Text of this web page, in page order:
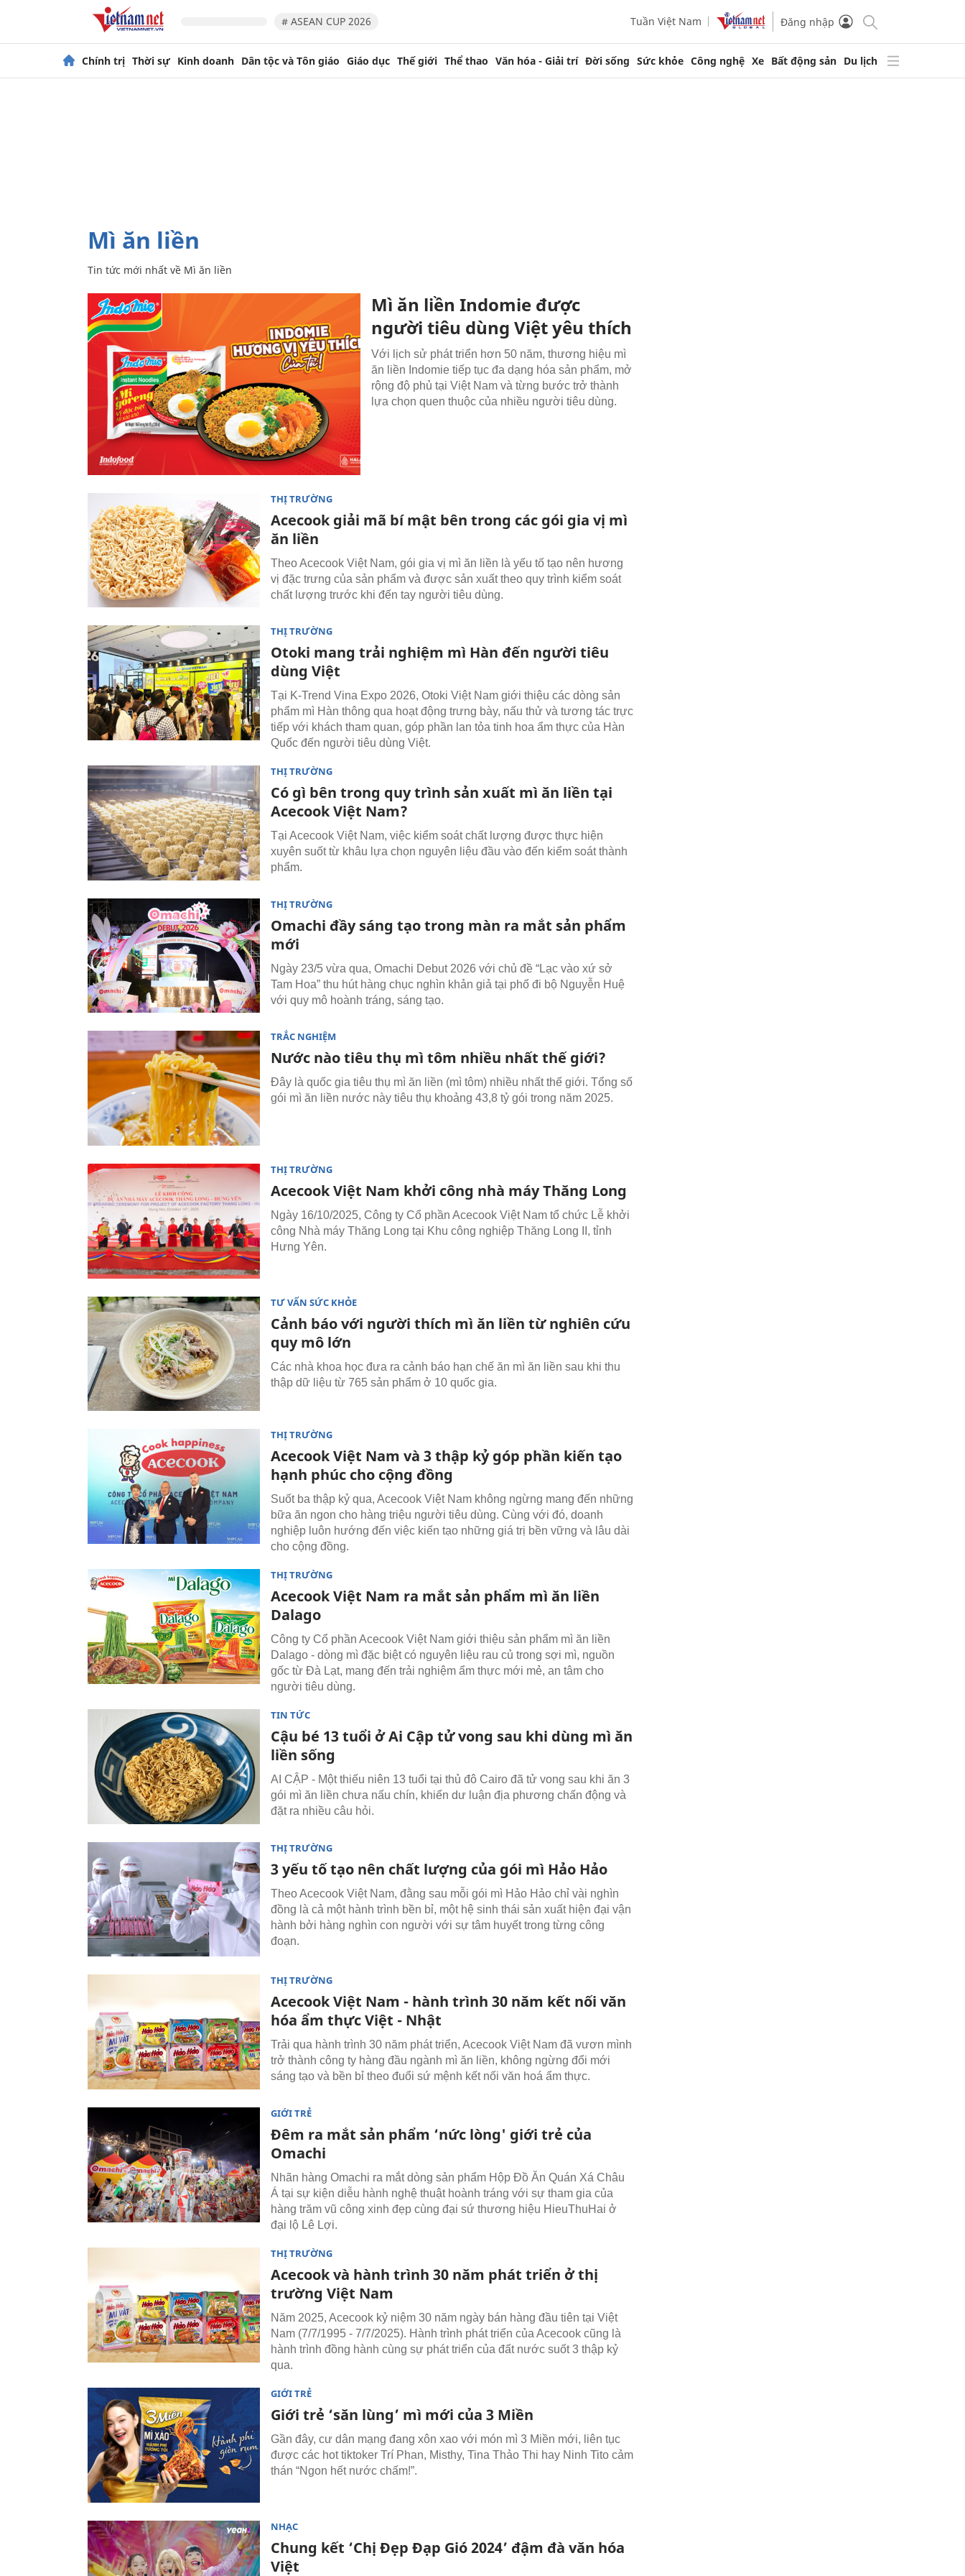
# ASEAN CUP 2026 Tuần Việt Nam Đăng nhập
Chính trị Thời sự Kinh doanh Dân tộc và Tôn giáo Giáo dục Thế giới Thể thao Văn hóa - Giải trí Đời sống Sức khỏe Công nghệ Xe Bất động sản Du lịch
Mì ăn liền
Tin tức mới nhất về Mì ăn liền
Mì ăn liền Indomie được
người tiêu dùng Việt yêu thích
Với lịch sử phát triển hơn 50 năm, thương hiệu mì
ăn liền Indomie tiếp tục đa dạng hóa sản phẩm, mở
rộng độ phủ tại Việt Nam và từng bước trở thành
lựa chọn quen thuộc của nhiều người tiêu dùng.
THỊ TRƯỜNG
Acecook giải mã bí mật bên trong các gói gia vị mì
ăn liền
Theo Acecook Việt Nam, gói gia vị mì ăn liền là yếu tố tạo nên hương
vị đặc trưng của sản phẩm và được sản xuất theo quy trình kiểm soát
chất lượng trước khi đến tay người tiêu dùng.
THỊ TRƯỜNG
Otoki mang trải nghiệm mì Hàn đến người tiêu
dùng Việt
Tại K-Trend Vina Expo 2026, Otoki Việt Nam giới thiệu các dòng sản
phẩm mì Hàn thông qua hoạt động trưng bày, nấu thử và tương tác trực
tiếp với khách tham quan, góp phần lan tỏa tinh hoa ẩm thực của Hàn
Quốc đến người tiêu dùng Việt.
THỊ TRƯỜNG
Có gì bên trong quy trình sản xuất mì ăn liền tại
Acecook Việt Nam?
Tại Acecook Việt Nam, việc kiểm soát chất lượng được thực hiện
xuyên suốt từ khâu lựa chọn nguyên liệu đầu vào đến kiểm soát thành
phẩm.
THỊ TRƯỜNG
Omachi đầy sáng tạo trong màn ra mắt sản phẩm
mới
Ngày 23/5 vừa qua, Omachi Debut 2026 với chủ đề “Lạc vào xứ sở
Tam Hoa” thu hút hàng chục nghìn khản giả tại phố đi bộ Nguyễn Huệ
với quy mô hoành tráng, sáng tạo.
TRẮC NGHIỆM
Nước nào tiêu thụ mì tôm nhiều nhất thế giới?
Đây là quốc gia tiêu thụ mì ăn liền (mì tôm) nhiều nhất thế giới. Tổng số
gói mì ăn liền nước này tiêu thụ khoảng 43,8 tỷ gói trong năm 2025.
THỊ TRƯỜNG
Acecook Việt Nam khởi công nhà máy Thăng Long
Ngày 16/10/2025, Công ty Cổ phần Acecook Việt Nam tổ chức Lễ khởi
công Nhà máy Thăng Long tại Khu công nghiệp Thăng Long II, tỉnh
Hưng Yên.
TƯ VẤN SỨC KHỎE
Cảnh báo với người thích mì ăn liền từ nghiên cứu
quy mô lớn
Các nhà khoa học đưa ra cảnh báo hạn chế ăn mì ăn liền sau khi thu
thập dữ liệu từ 765 sản phẩm ở 10 quốc gia.
THỊ TRƯỜNG
Acecook Việt Nam và 3 thập kỷ góp phần kiến tạo
hạnh phúc cho cộng đồng
Suốt ba thập kỷ qua, Acecook Việt Nam không ngừng mang đến những
bữa ăn ngon cho hàng triệu người tiêu dùng. Cùng với đó, doanh
nghiệp luôn hướng đến việc kiến tạo những giá trị bền vững và lâu dài
cho cộng đồng.
THỊ TRƯỜNG
Acecook Việt Nam ra mắt sản phẩm mì ăn liền
Dalago
Công ty Cổ phần Acecook Việt Nam giới thiệu sản phẩm mì ăn liền
Dalago - dòng mì đặc biệt có nguyên liệu rau củ trong sợi mì, nguồn
gốc từ Đà Lạt, mang đến trải nghiệm ẩm thực mới mẻ, an tâm cho
người tiêu dùng.
TIN TỨC
Cậu bé 13 tuổi ở Ai Cập tử vong sau khi dùng mì ăn
liền sống
AI CẬP - Một thiếu niên 13 tuổi tại thủ đô Cairo đã tử vong sau khi ăn 3
gói mì ăn liền chưa nấu chín, khiến dư luận địa phương chấn động và
đặt ra nhiều câu hỏi.
THỊ TRƯỜNG
3 yếu tố tạo nên chất lượng của gói mì Hảo Hảo
Theo Acecook Việt Nam, đằng sau mỗi gói mì Hảo Hảo chỉ vài nghìn
đồng là cả một hành trình bền bỉ, một hệ sinh thái sản xuất hiện đại vận
hành bởi hàng nghìn con người với sự tâm huyết trong từng công
đoạn.
THỊ TRƯỜNG
Acecook Việt Nam - hành trình 30 năm kết nối văn
hóa ẩm thực Việt - Nhật
Trải qua hành trình 30 năm phát triển, Acecook Việt Nam đã vươn mình
trở thành công ty hàng đầu ngành mì ăn liền, không ngừng đổi mới
sáng tạo và bền bỉ theo đuổi sứ mệnh kết nối văn hoá ẩm thực.
GIỚI TRẺ
Đêm ra mắt sản phẩm ‘nức lòng' giới trẻ của
Omachi
Nhãn hàng Omachi ra mắt dòng sản phẩm Hộp Đồ Ăn Quán Xá Châu
Á tại sự kiện diễu hành nghệ thuật hoành tráng với sự tham gia của
hàng trăm vũ công xinh đẹp cùng đại sứ thương hiệu HieuThuHai ở
đại lộ Lê Lợi.
THỊ TRƯỜNG
Acecook và hành trình 30 năm phát triển ở thị
trường Việt Nam
Năm 2025, Acecook kỷ niệm 30 năm ngày bán hàng đầu tiên tại Việt
Nam (7/7/1995 - 7/7/2025). Hành trình phát triển của Acecook cũng là
hành trình đồng hành cùng sự phát triển của đất nước suốt 3 thập kỷ
qua.
GIỚI TRẺ
Giới trẻ ‘săn lùng’ mì mới của 3 Miền
Gần đây, cư dân mạng đang xôn xao với món mì 3 Miền mới, liên tục
được các hot tiktoker Trí Phan, Misthy, Tina Thảo Thi hay Ninh Tito cảm
thán “Ngon hết nước chấm!”.
NHẠC
Chung kết ‘Chị Đẹp Đạp Gió 2024’ đậm đà văn hóa
Việt